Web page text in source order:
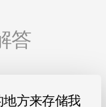
答
方来存储我